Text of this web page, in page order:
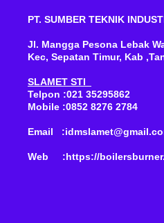
PT. SUMBER TEKNIK
Jl. Mangga Pesona Lebak
Kec, Sepatan Timur, Kab
SLAMET STI
Telpon :021 35295862
Mobile :0852 8276 2784
Email
Web :https://